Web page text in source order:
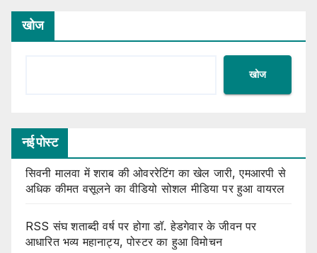
खोज
खोज
नई पोस्ट
सिवनी मालवा में शराब की ओवररेटिंग का खेल जारी, एमआरपी से
अधिक कीमत वसूलने का वीडियो सोशल मीडिया पर हुआ वायरल
RSS संघ शताब्दी वर्ष पर होगा डॉ. हेडगेवार के जीवन पर
आधारित भव्य महानाट्य, पोस्टर का हुआ विमोचन